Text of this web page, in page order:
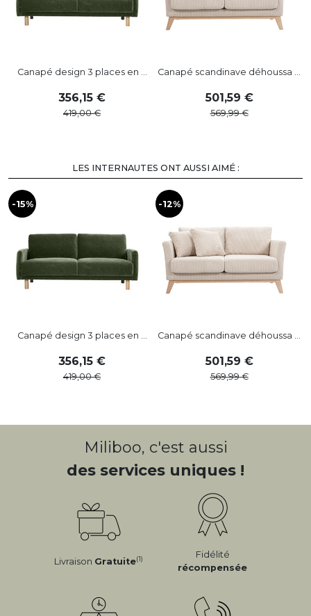
Canapé design 3 places en ...
356,15
419,00
Canapé scandinave déhoussa ...
501 ,59
569,99
LES INTERNAUTES ONT AUSSI AIMÉ :
-15%
Canapé design 3 places en ...
356,15
419,00
-12%
Canapé scandinave déhoussa ...
501 ,59
569,99
Miliboo, c'est aussi
des services uniques !
Livraison Gratuite(1)
Fidélité
récompensée